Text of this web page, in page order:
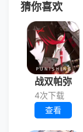
猜你喜欢
战双帕弥
4次下载
查看